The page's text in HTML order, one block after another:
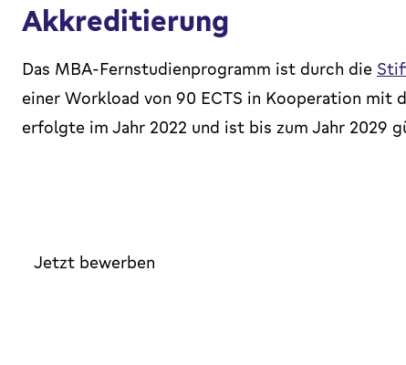
Akkreditierung
Das MBA-Fernstudienprogramm ist durch die
einer Workload von 90 ECTS in Kooperation mit
erfolgte im Jahr 2022 und ist bis zum Jahr 2029
Jetzt bewerben